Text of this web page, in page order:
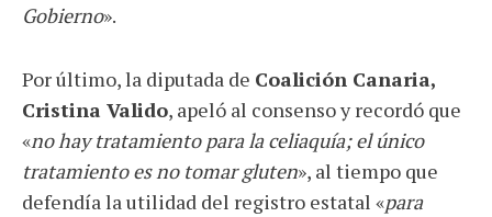
Gobierno».
Por último, la diputada de Coalición Canaria,
Cristina Valido, apeló al consenso y recordó que
«no hay tratamiento para la celiaquía; el único
tratamiento es no tomar gluten», al tiempo que
defendía la utilidad del registro estatal «para